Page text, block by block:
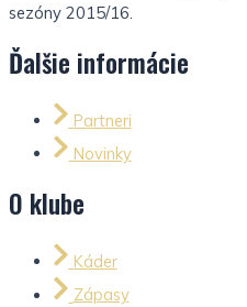
sezóny 2015/16.
Ďalšie informácie
Partneri
Novinky
O klube
Káder
Zápasy